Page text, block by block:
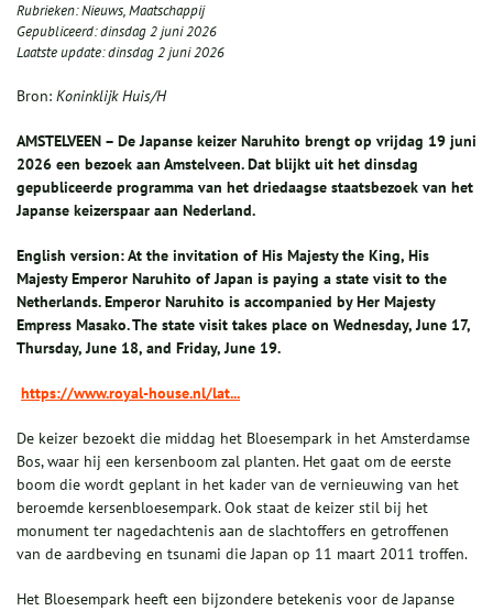
Rubrieken:Nieuws,Maatschappij
Gepubliceerd:dinsdag 2 juni 2026
Laatste update:dinsdag 2 juni 2026
Bron: Koninklijk Huis/H
AMSTELVEEN – De Japanse keizer Naruhito brengt op vrijdag 19 juni
2026 een bezoek aan Amstelveen. Dat blijkt uit het dinsdag
gepubliceerde programma van het driedaagse staatsbezoek van het
Japanse keizerspaar aan Nederland.
English version: At the invitation of His Majesty the King, His
Majesty Emperor Naruhito of Japan is paying a state visit to the
Netherlands. Emperor Naruhito is accompanied by Her Majesty
Empress Masako. The state visit takes place on Wednesday, June 17,
Thursday, June 18, and Friday, June 19.
https://www.royal-house.nl/lat...
De keizer bezoekt die middag het Bloesempark in het Amsterdamse
Bos, waar hij een kersenboom zal planten. Het gaat om de eerste
boom die wordt geplant in het kader van de vernieuwing van het
beroemde kersenbloesempark. Ook staat de keizer stil bij het
monument ter nagedachtenis aan de slachtoffers en getroffenen
van de aardbeving en tsunami die Japan op 11 maart 2011 troffen.
Het Bloesempark heeft een bijzondere betekenis voor de Japanse